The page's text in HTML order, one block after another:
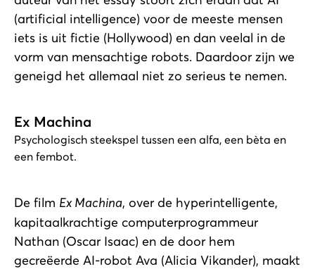
(artificial intelligence) voor de meeste mensen
iets is uit fictie (Hollywood) en dan veelal in de
vorm van mensachtige robots. Daardoor zijn we
geneigd het allemaal niet zo serieus te nemen.
Ex Machina
Psychologisch steekspel tussen een alfa, een bèta en
een fembot.
De film Ex Machina, over de hyperintelligente,
kapitaalkrachtige computerprogrammeur
Nathan (Oscar Isaac) en de door hem
gecreëerde AI-robot Ava (Alicia Vikander), maakt